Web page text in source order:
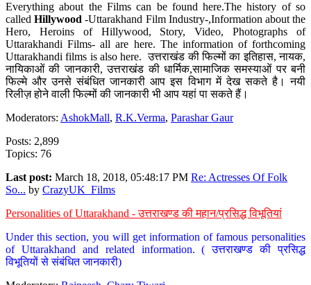
Everything about the Films can be found here.The history of so
calledHillywood-Uttarakhand Film Industry-,Information about the
Hero, Heroins of Hillywood, Story, Video, Photographs of
Uttarakhandi Films- all are here. The information of forthcoming
Uttarakhandi films is also here. उत्तराखंड की फिल्मों का इतिहास, नायक,
नायिकाओं की जानकारी, उत्तराखंड की धार्मिक,सामाजिक समस्याओं पर बनी
फिल्मे और उनसे संबंधित जानकारी आप इस विभाग में देख सकते है। नयी
रिलीज़ होने वाली फिल्मों की जानकारी भी आप यहां पा सकते हैं।
Moderators: AshokMall, R.K.Verma, Parashar Gaur
Posts: 2,899
Topics: 76
Last post: March 18, 2018, 05:48:17 PM Re: Actresses Of Folk
So... by CrazyUK_Films
Personalities of Uttarakhand - उत्तराखण्ड की महान/प्रसिद्ध विभूतियां
Under this section, you will get information of famous personalities
of Uttarakhand and related information. ( उत्तराखण्ड की प्रसिद्ध
विभूतियों से संबंधित जानकारी)